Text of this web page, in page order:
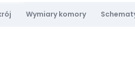
Wymiary komory